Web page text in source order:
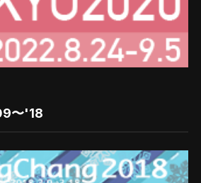
〜'18